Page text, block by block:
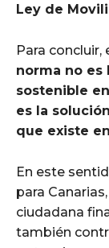
Ley de
Para concluir,
norma no es
sostenible
es la
que existe
En este
para
ciudadana
también